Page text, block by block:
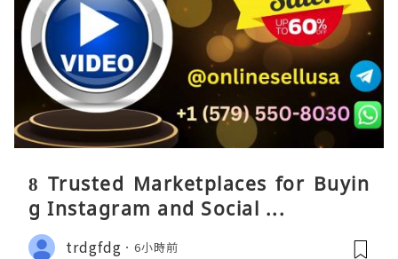
8 Trusted Marketplaces for Buyin
g Instagram and Social ...
trdgfdg 6小時前